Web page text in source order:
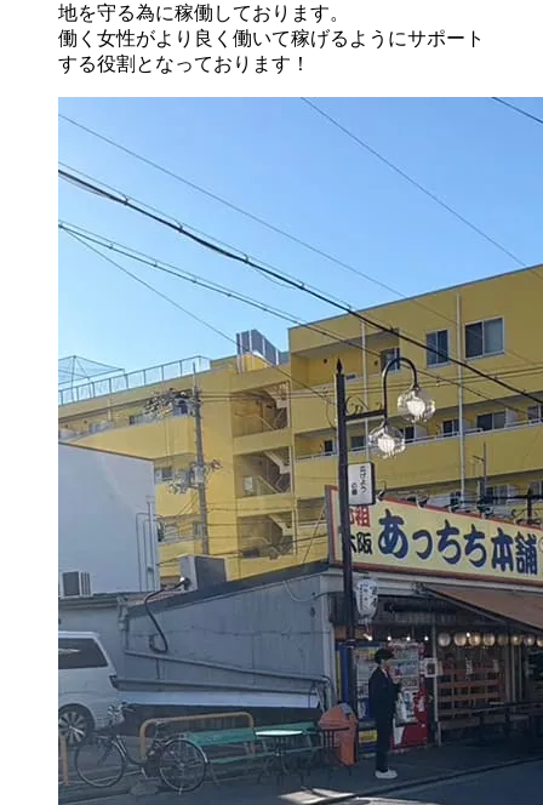
地を守る為に稼働しております。
働く女性がより良く働いて稼げるようにサポート
する役割となっております！